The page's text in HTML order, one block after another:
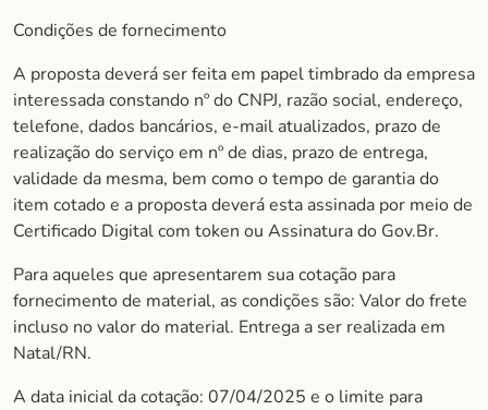
Condições de fornecimento
A proposta deverá ser feita em papel timbrado da empresa
interessada constando nº do CNPJ, razão social, endereço,
telefone, dados bancários, e-mail atualizados, prazo de
realização do serviço em nº de dias, prazo de entrega,
validade da mesma, bem como o tempo de garantia do
item cotado e a proposta deverá esta assinada por meio de
Certificado Digital com token ou Assinatura do Gov.Br.
Para aqueles que apresentarem sua cotação para
fornecimento de material, as condições são: Valor do frete
incluso no valor do material. Entrega a ser realizada em
Natal/RN.
A data inicial da cotação: 07/04/2025 e o limite para